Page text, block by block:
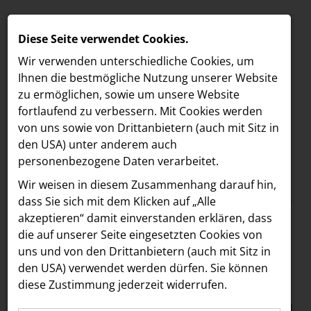
MELDUNGEN
LOEBELL NORDBERG
INNER
aehre
Astoria Artshow
B/S/H Hausgeräte
Meldungen /
Text Bilder
12.09.2024
Drei Jahrzehnte
Transformation und
Diese Seite verwendet Cookies.
Wir verwenden unterschiedliche Cookies, um
Ihnen die best­mögliche Nutzung unserer Website
zu ermöglichen, sowie um unsere Website
fortlaufend zu verbessern. Mit Cookies werden
von uns sowie von Drittanbietern (auch mit Sitz in
den USA) unter anderem auch
personenbezogene Daten verarbeitet.
Wir weisen in diesem Zusammenhang darauf hin,
dass Sie sich mit dem Klicken auf „Alle
akzeptieren“ damit ein­ver­standen erklären, dass
die auf unserer Seite eingesetzten Cookies von
uns und von den Drittanbietern (auch mit Sitz in
den USA) verwendet werden dürfen. Sie können
diese Zustimmung jederzeit widerrufen.